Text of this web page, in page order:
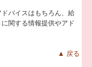
バイスはもちろん、給
関する情報提供やアド
▲ 戻る